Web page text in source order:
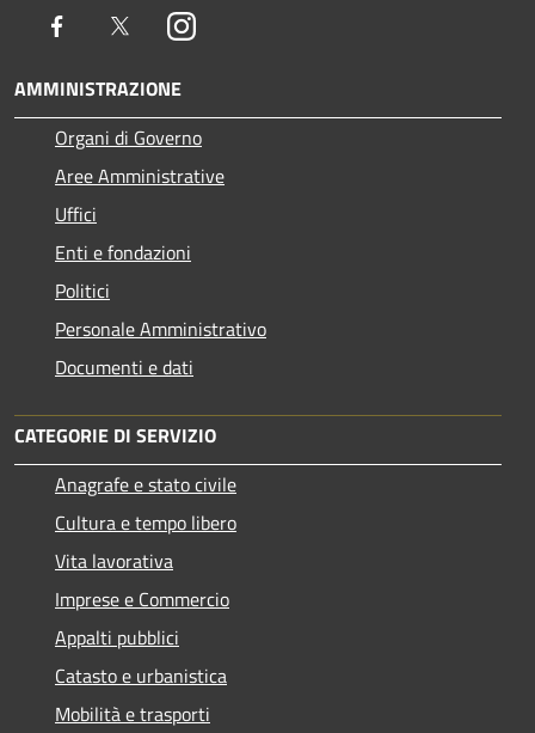
Facebook TwitterInstagram
AMMINISTRAZIONE
Organi di Governo
Aree Amministrative
Uffici
Enti e fondazioni
Politici
Personale Amministrativo
Documenti e dati
CATEGORIE DI SERVIZIO
Anagrafe e stato civile
Cultura e tempo libero
Vita lavorativa
Imprese e Commercio
Appalti pubblici
Catasto e urbanistica
Mobilità e trasporti